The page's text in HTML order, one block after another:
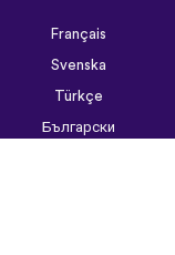
Français
Svenska
Türkçe
Български